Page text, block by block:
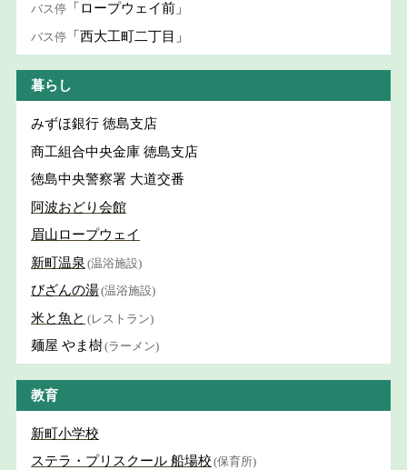
バス停 「ロープウェイ前」
バス停 「西大工町二丁目」
暮らし
みずほ銀行 徳島支店
商工組合中央金庫 徳島支店
徳島中央警察署 大道交番
阿波おどり会館
眉山ロープウェイ
新町温泉 (温浴施設)
びざんの湯(温浴施設)
米と魚と (レストラン)
麺屋 やま樹(ラーメン)
教育
新町小学校
ステラ・プリスクール 船場校 (保育所)